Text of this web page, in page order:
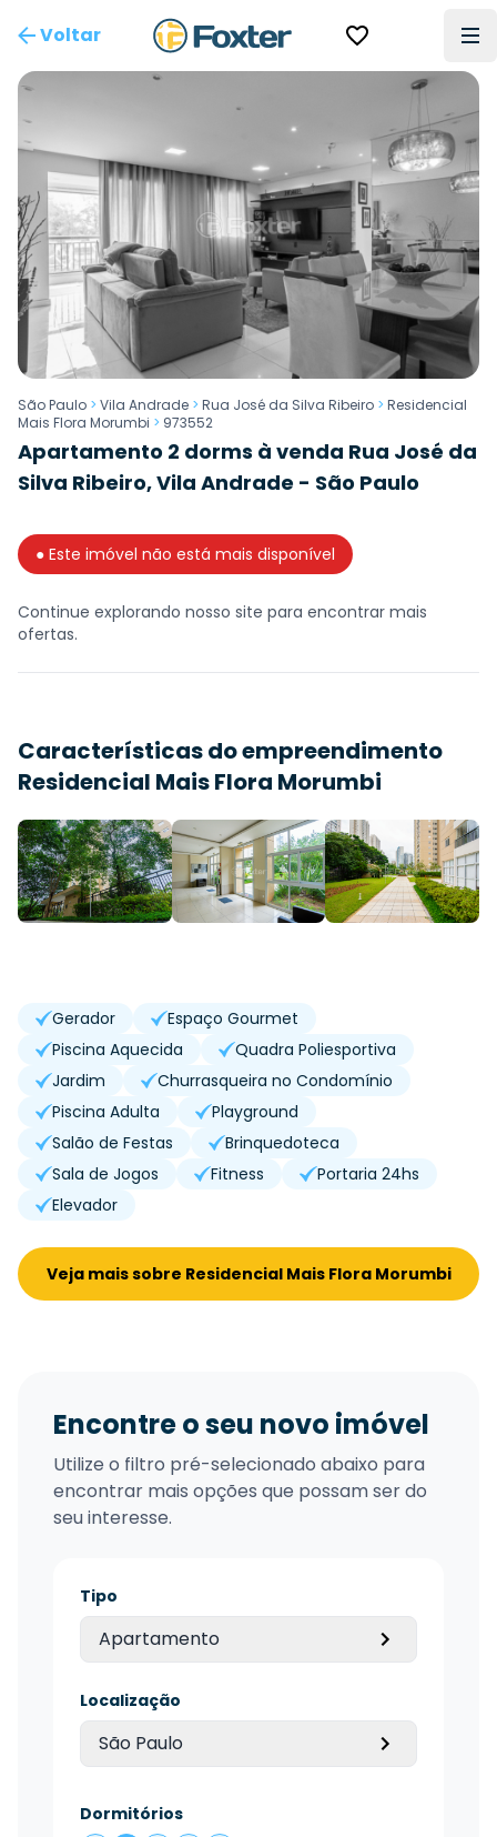
Voltar
São Paulo > Vila Andrade > Rua José da Silva Ribeiro > Residencial
Mais Flora Morumbi > 973552
Apartamento 2 dorms à venda Rua José da
Silva Ribeiro, Vila Andrade - São Paulo
● Este imóvel não está mais disponível
Continue explorando nosso site para encontrar mais
ofertas.
Características do empreendimento
Residencial Mais Flora Morumbi
Gerador
Espaço Gourmet
Piscina Aquecida
Quadra Poliesportiva
Jardim
Churrasqueira no Condomínio
Piscina Adulta
Playground
Salão de Festas
Brinquedoteca
Sala de Jogos
Fitness
Portaria 24hs
Elevador
Veja mais sobre Residencial Mais Flora Morumbi
Encontre o seu novo imóvel
Utilize o filtro pré-selecionado abaixo para
encontrar mais opções que possam ser do
seu interesse.
Tipo
Apartamento
Localização
São Paulo
Dormitórios